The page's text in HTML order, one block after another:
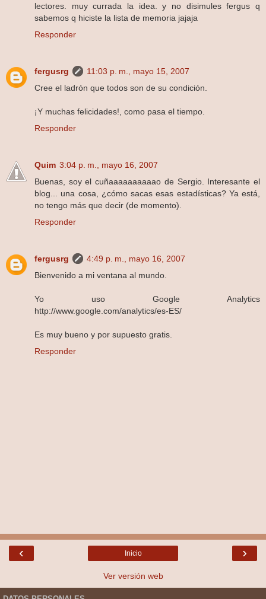
lectores. muy currada la idea. y no disimules fergus q
sabemos q hiciste la lista de memoria jajaja
Responder
fergusrg
11:03 p. m., mayo 15, 2007
Cree el ladrón que todos son de su condición.
¡Y muchas felicidades!, como pasa el tiempo.
Responder
Quim 3:04 p. m., mayo 16, 2007
Buenas, soy el cuñaaaaaaaaaao de Sergio. Interesante el
blog... una cosa, ¿cómo sacas esas estadísticas? Ya está,
no tengo más que decir (de momento).
Responder
fergusrg
4:49 p. m., mayo 16, 2007
Bienvenido a mi ventana al mundo.
Yo uso Google Analytics
http://www.google.com/analytics/es-ES/
Es muy bueno y por supuesto gratis.
Responder
‹ ›
Inicio
Ver versión web